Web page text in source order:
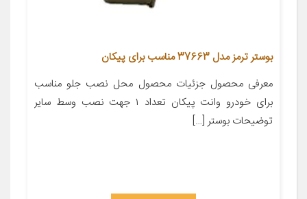
بوستر ترمز مدل 37663 مناسب برای پیکان
معرفی محصول جزئیات محصول محل نصب جلو مناسب
برای خودرو وانت پیکان تعداد ۱ جهت نصب وسط سایر
توضیحات بوستر […]